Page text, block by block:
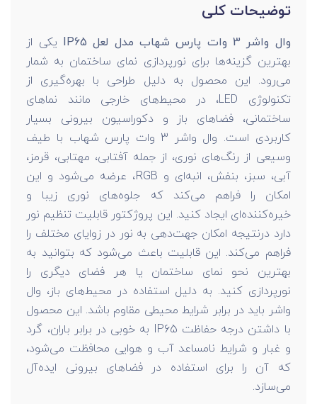
توضیحات کلی
وال واشر 3 وات پارس شهاب مدل لعل IP65
یکی از
بهترین گزینه‌ها برای نورپردازی نمای ساختمان به شمار
می‌رود. این محصول به دلیل طراحی با بهره‌گیری از
تکنولوژی LED، در محیط‌های خارجی مانند نماهای
ساختمانی، فضاهای باز و دکوراسیون بیرونی بسیار
کاربردی است. وال واشر 3 وات پارس شهاب با طیف
وسیعی از رنگ‌های نوری، از جمله آفتابی، مهتابی، قرمز،
آبی، سبز، بنفش، انبه‌ای و RGB، عرضه می‌شود و این
امکان را فراهم می‌کند که جلوه‌های نوری زیبا و
خیره‌کننده‌ای ایجاد کنید. این پروژکتور قابلیت تنظیم نور
دارد درنتیجه امکان جهت‌دهی به نور در زوایای مختلف را
فراهم می‌کند. این قابلیت باعث می‌شود که بتوانید به
بهترین نحو نمای ساختمان یا هر فضای دیگری را
نورپردازی کنید. به دلیل استفاده در محیط‌های باز، وال
واشر باید در برابر شرایط محیطی مقاوم باشد. این محصول
با داشتن درجه حفاظت IP65 به خوبی در برابر باران، گرد
و غبار و شرایط نامساعد آب و هوایی محافظت می‌شود،
که آن را برای استفاده در فضاهای بیرونی ایده‌آل
می‌سازد.